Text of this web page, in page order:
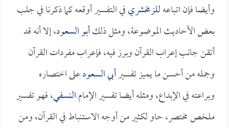
وأيضا فإن اتباعهللزمخشريفي التفسير أوقعه كما ذكرنا في جلب
بعض الأحاديث الموضوعة، ومثل ذلكأبو السعود، إلا أنه قد
أتقن جانب إعراب القرآن وبرز فيه، فإعراب مفردات القرآن
وجمله من أحسن ما يميز تفسيرأبي السعودعلى اختصاره
وبراعته في الإبداع، ومثله أيضا تفسير الإمامالنسفي، فهو تفسير
ملخص مختصر، حاو لكثير من أوجه الاستنباط في القرآن، ومن